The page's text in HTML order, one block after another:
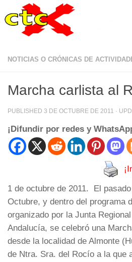
NOTICIAS O CRÓNICAS DE
Marcha carlista al
PUBLISHED 3 DE OCTUBRE DE 2011 ·
¡Difundir por redes y
1 de octubre de 2011. El
Octubre, y dentro del programa
organizado por la Junta
Andalucía, se celebró una
desde la localidad de Almonte
de Ntra. Sra. del Rocío a la que